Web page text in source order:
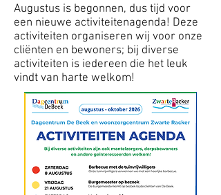
Augustus is begonnen, dus tijd voor
een nieuwe activiteitenagenda! Deze
activiteiten organiseren wij voor onze
cliënten en bewoners; bij diverse
activiteiten is iedereen die het leuk
vindt van harte welkom!